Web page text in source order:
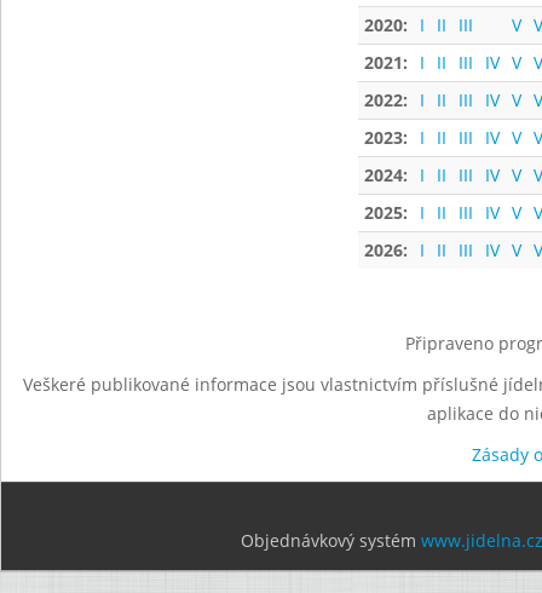
2020:
I II III V
2021:
I II III IV V
2022:
I II III IV V
2023:
I II III IV V
2024:
I II III IV V
2025:
I II III IV V
2026:
I II III IV V
Připraveno
Veškeré publikované informace jsou vlastnictvím příslušné
aplikace do
Zásady
Objednávkový systém www.jidelna.cz